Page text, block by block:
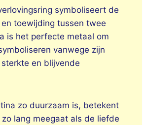
symboliseert de
toewijding tussen twee
is het perfecte metaal om
vanwege zijn
en blijvende
zo duurzaam is, betekent
lang meegaat als de liefde